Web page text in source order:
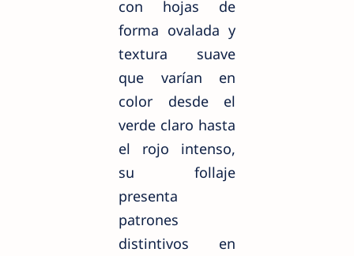
con hojas de
forma ovalada y
textura suave
que varían en
color desde el
verde claro hasta
el rojo intenso,
su follaje
presenta
patrones
distintivos en